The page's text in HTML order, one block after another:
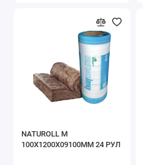
NATUROLL M
100X1200X09100MM 24 РУЛ